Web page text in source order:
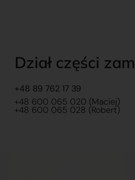
Dział części
+48 89 762 17 39
+48 600 065 020 (Maciej)
+48 600 065 028 (Robert)